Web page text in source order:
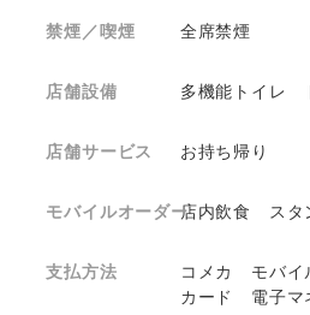
禁煙／喫煙 全席禁煙
店舗設備 多機能トイレ
店舗サービス お持ち帰り
モバイルオーダー店内飲食 スタ
支払方法
コメカ モバイ
カード 電子マ